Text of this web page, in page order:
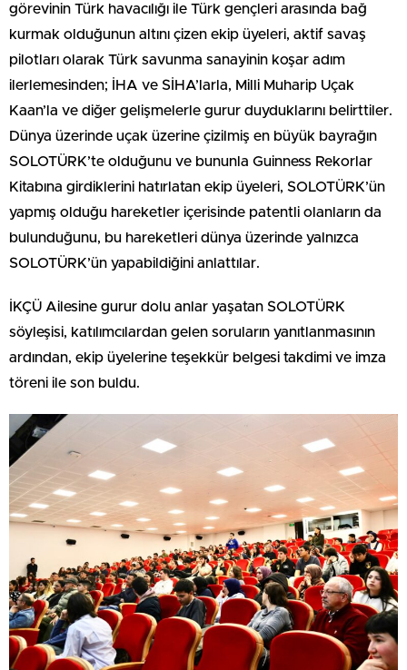
görevinin Türk havacılığı ile Türk gençleri arasında bağ
kurmak olduğunun altını çizen ekip üyeleri, aktif savaş
pilotları olarak Türk savunma sanayinin koşar adım
ilerlemesinden; İHA ve SİHA’larla, Milli Muharip Uçak
Kaan’la ve diğer gelişmelerle gurur duyduklarını belirttiler.
Dünya üzerinde uçak üzerine çizilmiş en büyük bayrağın
SOLOTÜRK’te olduğunu ve bununla Guinness Rekorlar
Kitabına girdiklerini hatırlatan ekip üyeleri, SOLOTÜRK’ün
yapmış olduğu hareketler içerisinde patentli olanların da
bulunduğunu, bu hareketleri dünya üzerinde yalnızca
SOLOTÜRK’ün yapabildiğini anlattılar.
İKÇÜ Ailesine gurur dolu anlar yaşatan SOLOTÜRK
söyleşisi, katılımcılardan gelen soruların yanıtlanmasının
ardından, ekip üyelerine teşekkür belgesi takdimi ve imza
töreni ile son buldu.